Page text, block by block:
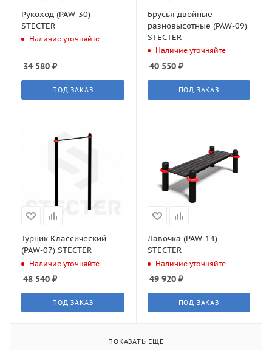
Рукоход (PAW-30)
STECTER
Наличие уточняйте
34 580 ₽
ПОД ЗАКАЗ
Брусья двойные
разновысотные (PAW-09)
STECTER
Наличие уточняйте
40 550₽
ПОД ЗАКАЗ
Турник Классический
(PAW-07) STECTER
Наличие уточняйте
48 540 ₽
ПОД ЗАКАЗ
Лавочка (PAW-14)
STECTER
Наличие уточняйте
49 920₽
ПОД ЗАКАЗ
ПОКАЗАТЬ ЕЩЕ